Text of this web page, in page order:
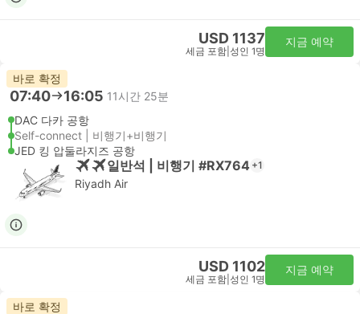
USD 1137
세금 포함 성인 1명
지금 예약
바로 확정
07:40 16:05 11시간 25분
DAC 다카 공항
Self-connect | 비행기+비행기
JED 킹 압둘라지즈 공항
일반석 | 비행기 #RX764 +1
Riyadh Air
USD 1102
세금 포함 성인 1명
지금 예약
바로 확정